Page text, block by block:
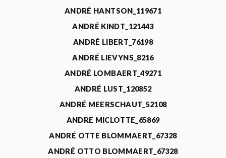
ANDRÉ HANTSON_119671
ANDRÉ KINDT_121443
ANDRÉ LIBERT_76198
ANDRÉ LIEVYNS_8216
ANDRÉ LOMBAERT_49271
ANDRÉ LUST_120852
ANDRÉ MEERSCHAUT_52108
ANDRE MICLOTTE_65869
ANDRÉ OTTE BLOMMAERT_67328
ANDRÉ OTTO BLOMMAERT_67328